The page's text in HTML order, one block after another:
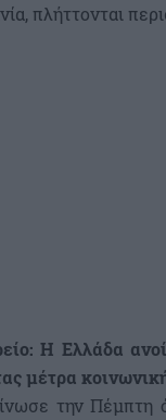
πλήττονται
Η Ελλάδα
μέτρα
την Πέμπτη